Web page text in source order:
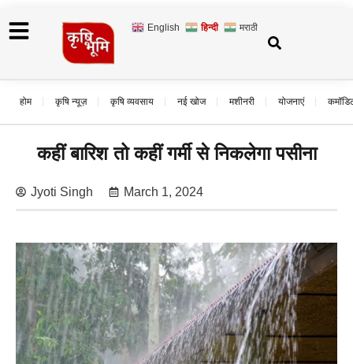
English हिन्दी मराठी
होम कृषि न्यूज़ कृषि व्यवसाय नई खोज मशीनरी योजनाएं
कहीं बारिश तो कहीं गर्मी से निकलेगा पसीना
Jyoti Singh March 1, 2024